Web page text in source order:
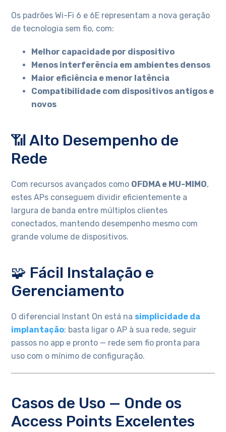
Os padrões Wi-Fi 6 e 6E representam a nova geração
de tecnologia sem fio, com:
Melhor capacidade por dispositivo
Menos interferência em ambientes densos
Maior eficiência e menor latência
Compatibilidade com dispositivos antigos e
novos
📶 Alto Desempenho de
Rede
Com recursos avançados como OFDMA e MU-MIMO,
estes APs conseguem dividir eficientemente a
largura de banda entre múltiplos clientes
conectados, mantendo desempenho mesmo com
grande volume de dispositivos.
🧩 Fácil Instalação e
Gerenciamento
O diferencial Instant On está na simplicidade da
implantação: basta ligar o AP à sua rede, seguir
passos no app e pronto — rede sem fio pronta para
uso com o mínimo de configuração.
Casos de Uso — Onde os
Access Points Excelentes